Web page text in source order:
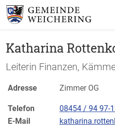
Katharina
Leiterin Finanzen,
Adresse Zimmer OG
Telefon
08454 / 94 97-
E-Mail